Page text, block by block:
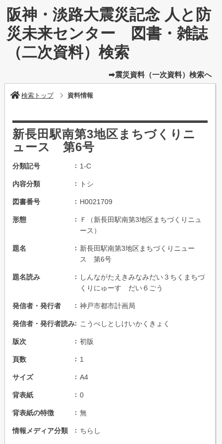
阪神・淡路大震災記念 人と防
災未来センター 図書・雑誌
（二次資料）検索
➡震災資料（一次資料）検索へ
検索トップ 資料情報
新長田駅南第3地区まちづくりニ
ュース 第6号
分類記号 1-C
内容分類 トシ
図書番号 H0021709
形態
Ｆ（新長田駅南第3地区まちづくりニュ
ース）
題名
新長田駅南第3地区まちづくりニュー
ス 第6号
題名読み
しんながたえきみなみだい３ちくまちづ
くりにゅーす だい６ごう
発信者・発行者 神戸市都市計画局
発信者・発行者読み こうべしとしけいかくきょく
版次 初版
頁数 1
サイズ A4
背表紙 0
背表紙の特徴 無
情報メディア分類 ちらし